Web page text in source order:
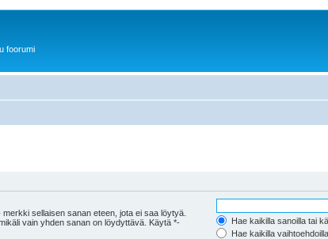
foorumi
merkki sellaisen sanan eteen, jota ei saa löytyä.
vain yhden sanan on löydyttävä. Käytä *-
Hae kaikilla sanoilla tai
Hae kaikilla vaihtoehdoilla